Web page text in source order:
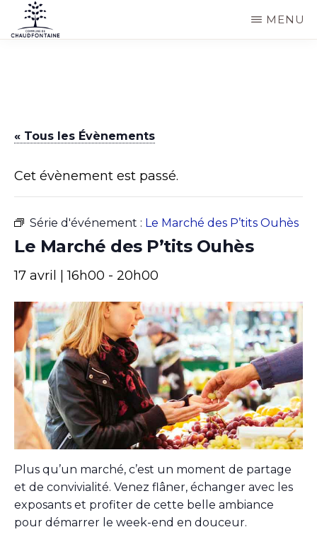
Passer
au
commune
MENU
« Tous les Évènements
Cet évènement est passé.
Série d'événement : Le Marché des P’tits Ouhès
Le Marché des P’tits Ouhès
17 avril | 16h00 - 20h00
Plus qu’un marché, c’est un moment de partage
et de convivialité. Venez flâner, échanger avec les
exposants et profiter de cette belle ambiance
pour démarrer le week-end en douceur.